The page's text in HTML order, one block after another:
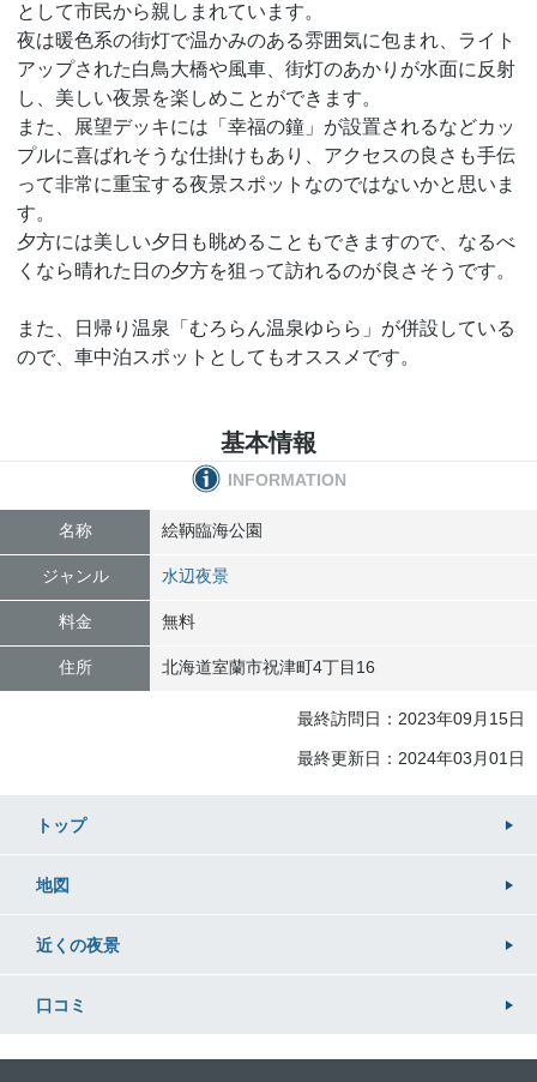
として市民から親しまれています。
夜は暖色系の街灯で温かみのある雰囲気に包まれ、ライト
アップされた白鳥大橋や風車、街灯のあかりが水面に反射
し、美しい夜景を楽しめことができます。
また、展望デッキには「幸福の鐘」が設置されるなどカッ
プルに喜ばれそうな仕掛けもあり、アクセスの良さも手伝
って非常に重宝する夜景スポットなのではないかと思いま
す。
夕方には美しい夕日も眺めることもできますので、なるべ
くなら晴れた日の夕方を狙って訪れるのが良さそうです。
また、日帰り温泉「むろらん温泉ゆらら」が併設している
ので、車中泊スポットとしてもオススメです。
基本情報
INFORMATION
名称 絵鞆臨海公園
ジャンル 水辺夜景
料金 無料
住所 北海道室蘭市祝津町4丁目16
最終訪問日：2023年09月15日
最終更新日：2024年03月01日
トップ
地図
近くの夜景
口コミ